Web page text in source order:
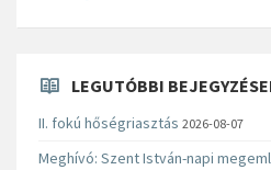
LEGUTÓBBI
II. fokú hőségriasztás 2026-08-07
Meghívó: Szent István-napi